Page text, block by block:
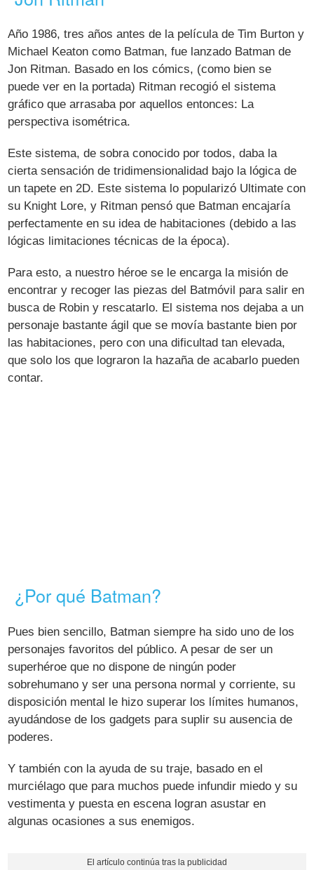
Año 1986, tres años antes de la película de Tim Burton y
Michael Keaton como Batman, fue lanzado Batman de
Jon Ritman. Basado en los cómics, (como bien se
puede ver en la portada) Ritman recogió el sistema
gráfico que arrasaba por aquellos entonces: La
perspectiva isométrica.
Este sistema, de sobra conocido por todos, daba la
cierta sensación de tridimensionalidad bajo la lógica de
un tapete en 2D. Este sistema lo popularizó Ultimate con
su Knight Lore, y Ritman pensó que Batman encajaría
perfectamente en su idea de habitaciones (debido a las
lógicas limitaciones técnicas de la época).
Para esto, a nuestro héroe se le encarga la misión de
encontrar y recoger las piezas del Batmóvil para salir en
busca de Robin y rescatarlo. El sistema nos dejaba a un
personaje bastante ágil que se movía bastante bien por
las habitaciones, pero con una dificultad tan elevada,
que solo los que lograron la hazaña de acabarlo pueden
contar.
¿Por qué Batman?
Pues bien sencillo, Batman siempre ha sido uno de los
personajes favoritos del público. A pesar de ser un
superhéroe que no dispone de ningún poder
sobrehumano y ser una persona normal y corriente, su
disposición mental le hizo superar los límites humanos,
ayudándose de los gadgets para suplir su ausencia de
poderes.
Y también con la ayuda de su traje, basado en el
murciélago que para muchos puede infundir miedo y su
vestimenta y puesta en escena logran asustar en
algunas ocasiones a sus enemigos.